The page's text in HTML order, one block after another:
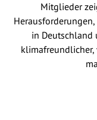
Mitglieder
in Deutschland